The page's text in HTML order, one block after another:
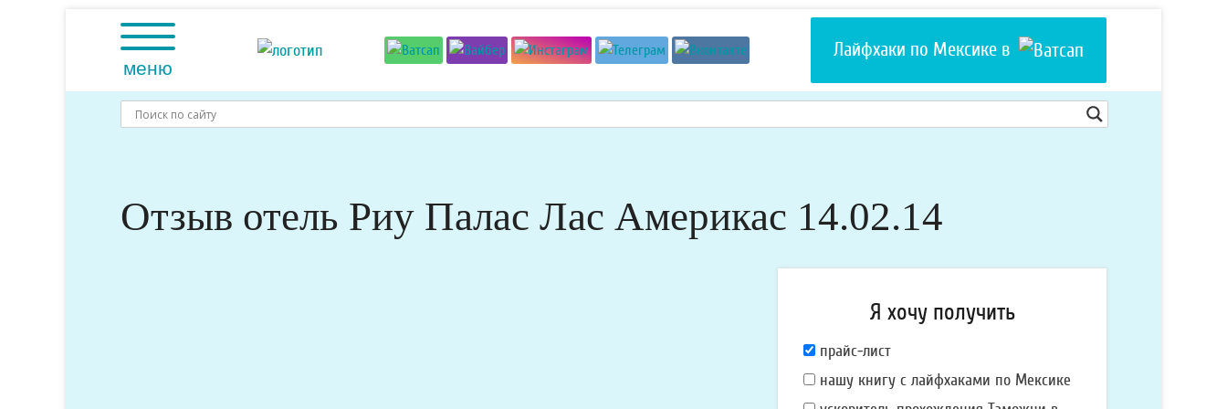
меню
Лайфхаки по Мексике в
Отзыв отель Риу Палас Лас Америкас 14.02.14
Я хочу получить
Я
хочу
получить:
прайс-лист
нашу книгу с лайфхаками по Мексике